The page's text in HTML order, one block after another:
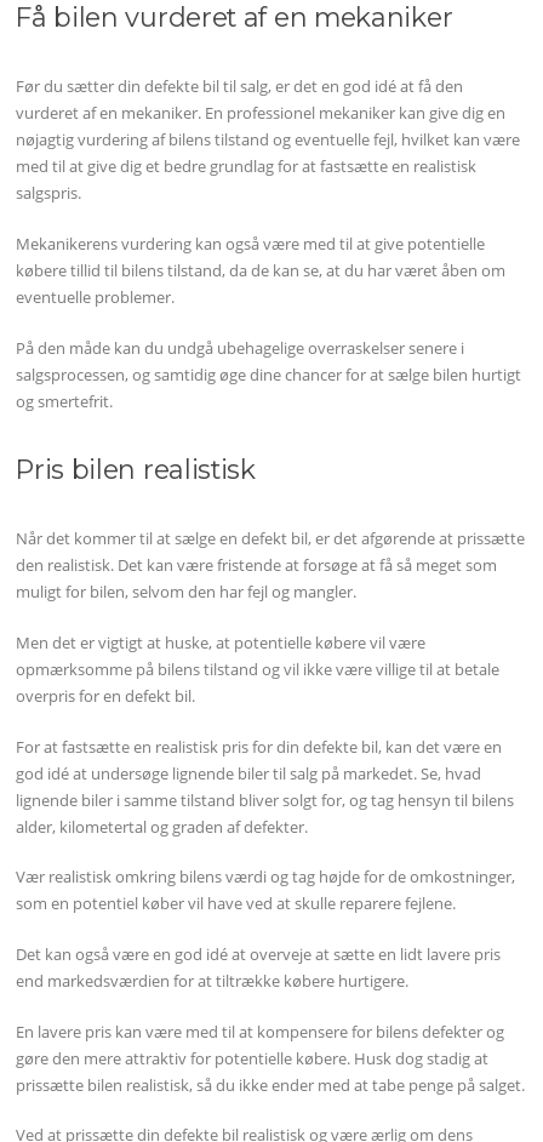
Få bilen vurderet af en mekaniker
Før du sætter din defekte bil til salg, er det en god idé at få den
vurderet af en mekaniker. En professionel mekaniker kan give dig en
nøjagtig vurdering af bilens tilstand og eventuelle fejl, hvilket kan være
med til at give dig et bedre grundlag for at fastsætte en realistisk
salgspris.
Mekanikerens vurdering kan også være med til at give potentielle
købere tillid til bilens tilstand, da de kan se, at du har været åben om
eventuelle problemer.
På den måde kan du undgå ubehagelige overraskelser senere i
salgsprocessen, og samtidig øge dine chancer for at sælge bilen hurtigt
og smertefrit.
Pris bilen realistisk
Når det kommer til at sælge en defekt bil, er det afgørende at prissætte
den realistisk. Det kan være fristende at forsøge at få så meget som
muligt for bilen, selvom den har fejl og mangler.
Men det er vigtigt at huske, at potentielle købere vil være
opmærksomme på bilens tilstand og vil ikke være villige til at betale
overpris for en defekt bil.
For at fastsætte en realistisk pris for din defekte bil, kan det være en
god idé at undersøge lignende biler til salg på markedet. Se, hvad
lignende biler i samme tilstand bliver solgt for, og tag hensyn til bilens
alder, kilometertal og graden af defekter.
Vær realistisk omkring bilens værdi og tag højde for de omkostninger,
som en potentiel køber vil have ved at skulle reparere fejlene.
Det kan også være en god idé at overveje at sætte en lidt lavere pris
end markedsværdien for at tiltrække købere hurtigere.
En lavere pris kan være med til at kompensere for bilens defekter og
gøre den mere attraktiv for potentielle købere. Husk dog stadig at
prissætte bilen realistisk, så du ikke ender med at tabe penge på salget.
Ved at prissætte din defekte bil realistisk og være ærlig om dens